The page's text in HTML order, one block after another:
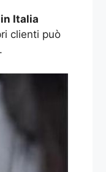
in Italia
clienti può